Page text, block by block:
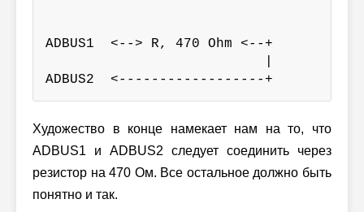
ADBUS1  <--> R, 470 Ohm <--+
ADBUS2  <------------------+
Художество в конце намекает нам на то, что
ADBUS1 и ADBUS2 следует соединить через
резистор на 470 Ом. Все остальное должно быть
понятно и так.